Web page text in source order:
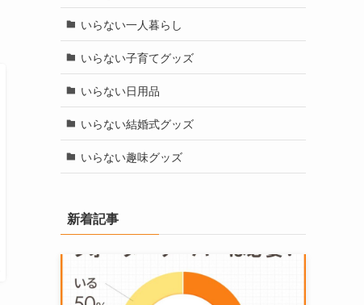
いらない一人暮らし
いらない子育てグッズ
いらない日用品
いらない結婚式グッズ
いらない趣味グッズ
新着記事